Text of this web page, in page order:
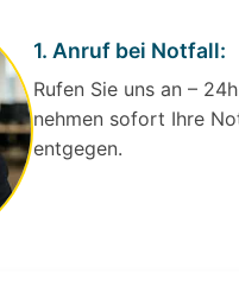
1. Anruf bei Notfall:
Rufen Sie uns an –
nehmen sofort Ihre
entgegen.